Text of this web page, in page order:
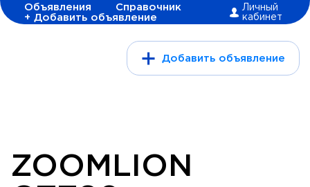
Объявления
Справочник
+ Добавить объявление
Личный
кабинет
Добавить объявление
ZOOMLION